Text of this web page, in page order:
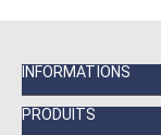
INFORMATIONS
PRODUITS